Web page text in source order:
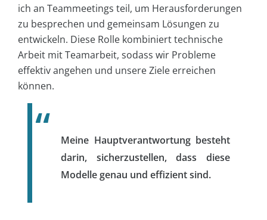
ich an Teammeetings teil, um Herausforderungen
zu besprechen und gemeinsam Lösungen zu
entwickeln. Diese Rolle kombiniert technische
Arbeit mit Teamarbeit, sodass wir Probleme
effektiv angehen und unsere Ziele erreichen
können.
Meine Hauptverantwortung besteht
darin, sicherzustellen, dass diese
Modelle genau und effizient sind.